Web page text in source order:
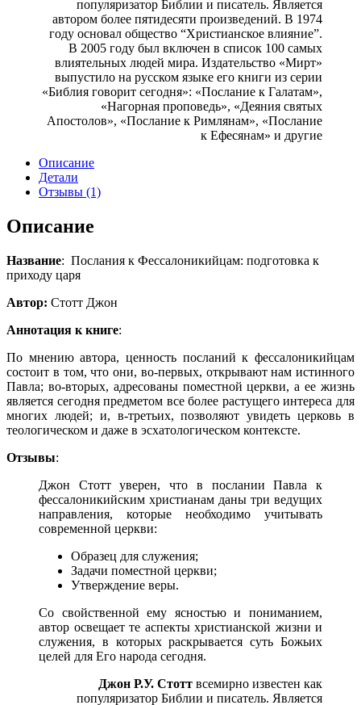
популяризатор Библии и писатель. Является
автором более пятидесяти произведений. В 1974
году основал общество “Христианское влияние”.
В 2005 году был включен в список 100 самых
влиятельных людей мира. Издательство «Мирт»
выпустило на русском языке его книги из серии
«Библия говорит сегодня»: «Послание к Галатам»,
«Нагорная проповедь», «Деяния святых
Апостолов», «Послание к Римлянам», «Послание
к Ефесянам» и другие
Описание
Детали
Отзывы (1)
Описание
Название: Послания к Фессалоникийцам: подготовка к
приходу царя
Автор: Стотт Джон
Аннотация к книге:
По мнению автора, ценность посланий к фессалоникийцам
состо­ит в том, что они, во-первых, открывают нам истинного
Павла; во-вторых, адресованы поместной церкви, а ее жизнь
является сегодня предметом все более растущего интереса для
многих людей; и, в-тре­тьих, позволяют увидеть церковь в
теологическом и даже в эсхато­логическом контексте.
Отзывы:
Джон Стотт уверен, что в послании Павла к
фессалоникийским христианам даны три ведущих
направления, которые необходимо учитывать
современной церкви:
Образец для служения;
Задачи поместной церкви;
Утверждение веры.
Со свойственной ему ясностью и пониманием,
автор освещает те аспекты христианской жизни и
служения, в которых раскрывается суть Божьих
целей для Его народа сегодня.
Джон Р.У. Стотт всемирно известен как
популяризатор Библии и писатель. Является